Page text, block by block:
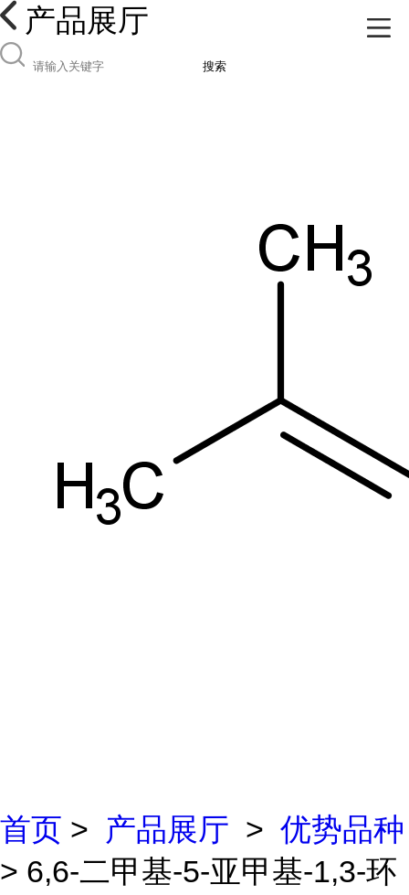
产品展厅
搜索
首页 > 产品展厅 > 优势品种
> 6,6-二甲基-5-亚甲基-1,3-环